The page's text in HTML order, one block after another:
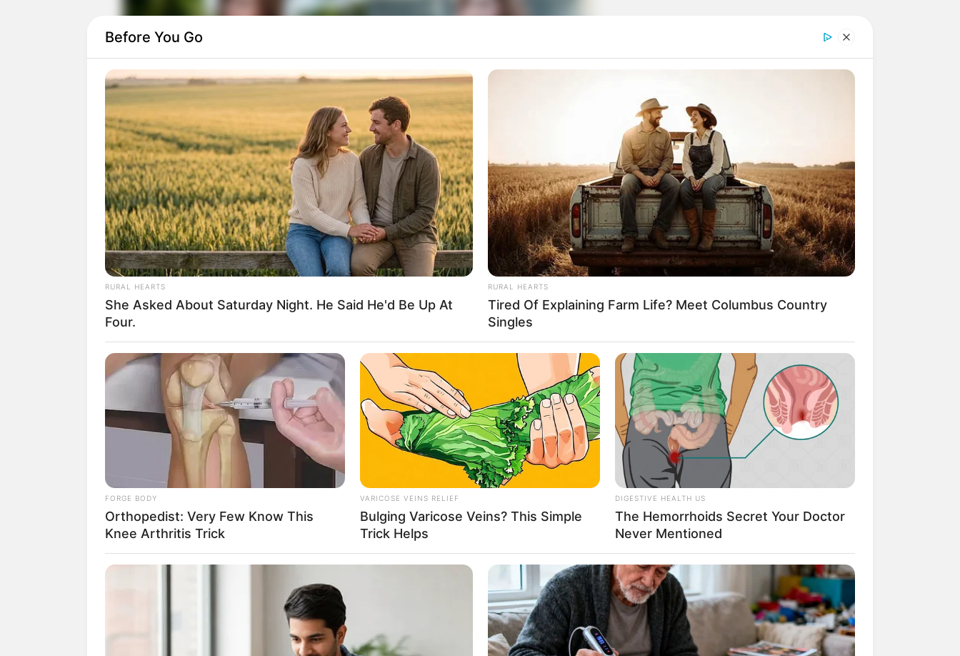
SELEBRITI
10 Gaya Seksi Chant Felicia,
Body Goalsnya Impian Semua
Wanita
SHARE WHATSAPP LINE
Serem! 9 Chat Ojek Online &
Merinding
Before You Go
RURAL HEARTS
She Asked About Saturday Night. He Said He'd Be Up At
Four.
RURAL HEARTS
Tired Of Explaining Farm Life? Meet Columbus Country
Singles
FORGE BODY
Orthopedist: Very Few Know This
Knee Arthritis Trick
VARICOSE VEINS RELIEF
Bulging Varicose Veins? This Simple
Trick Helps
DIGESTIVE HEALTH US
The Hemorrhoids Secret Your Doctor
Never Mentioned